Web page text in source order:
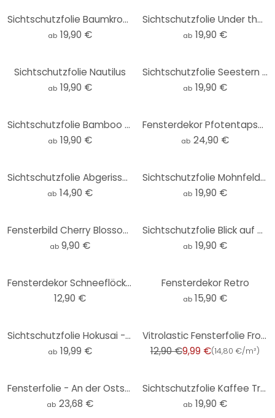
Sichtschutzfolie Baumkronen im Wald
ab 19,90 €
Sichtschutzfolie Under the Trees
ab 19,90 €
Sichtschutzfolie Nautilus
ab 19,90 €
Sichtschutzfolie Seestern im Sand
ab 19,90 €
Sichtschutzfolie Bamboo Forest
ab 19,90 €
Fensterdekor Pfotentapsen
ab 24,90 €
Sichtschutzfolie Abgerissene Poster 2 - quadratisc
ab 14,90 €
Sichtschutzfolie Mohnfeld im Sonnenuntergang
ab 19,90 €
Fensterbild Cherry Blossoms
ab 9,90 €
Sichtschutzfolie Blick auf die Amalfiküste
ab 19,90 €
Fensterdekor Schneeflöckchen
12,90 €
Fensterdekor Retro
ab 15,90 €
Sichtschutzfolie Hokusai - Die große Welle
ab 19,99 €
Vitrolastic Fensterfolie Frost
12,90 €9,99 €(14,80 €/m²)
Fensterfolie - An der Ostsee
ab 23,68 €
Sichtschutzfolie Kaffee Träume
ab 19,90 €